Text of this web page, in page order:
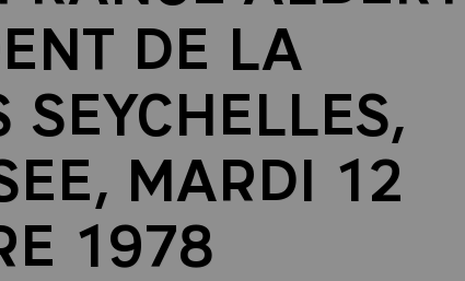
DE LA
SEYCHELLES,
MARDI 12
1978